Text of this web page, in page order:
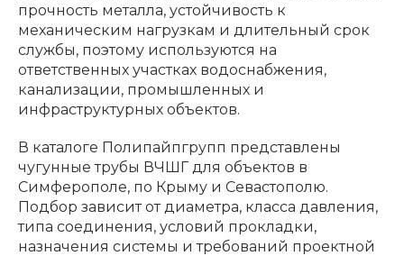
прочность металла, устойчивость к
механическим нагрузкам и длительный срок
службы, поэтому используются на
ответственных участках водоснабжения,
канализации, промышленных и
инфраструктурных объектов.
В каталоге Полипайпгрупп представлены
чугунные трубы ВЧШГ для объектов в
Симферополе, по Крыму и Севастополю.
Подбор зависит от диаметра, класса давления,
типа соединения, условий прокладки,
назначения системы и требований проектной